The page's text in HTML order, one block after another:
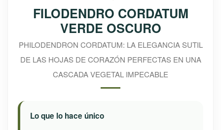
FILODENDRO CORDATUM
VERDE OSCURO
PHILODENDRON CORDATUM: LA ELEGANCIA SUTIL
DE LAS HOJAS DE CORAZÓN PERFECTAS EN UNA
CASCADA VEGETAL IMPECABLE
Lo que lo hace único